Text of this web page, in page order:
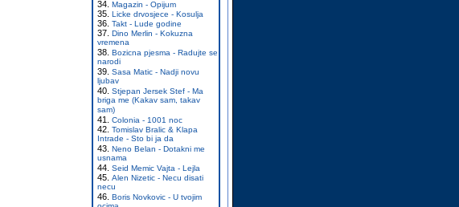
Magazin - Opijum
Licke drvosjece - Kosulja
Takt - Lude godine
Dino Merlin - Kokuzna
vremena
Bozicna pjesma - Radujte se
narodi
Sasa Matic - Nadji novu
ljubav
Stjepan Jersek Stef - Ma
briga me (Kakav sam, takav
sam)
Colonia - 1001 noc
Tomislav Bralic & Klapa
Intrade - Sto bi ja da
Neno Belan - Dotakni me
usnama
Seid Memic Vajta - Lejla
Alen Nizetic - Necu disati
necu
Boris Novkovic - U tvojim